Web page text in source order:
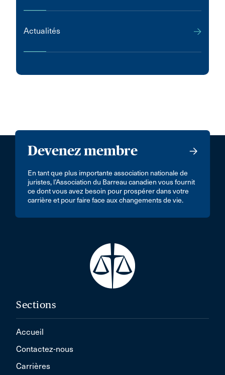
Actualités
Devenez membre
En tant que plus importante association nationale de
juristes, l’Association du Barreau canadien vous fournit
ce dont vous avez besoin pour prospérer dans votre
carrière et pour faire face aux changements de vie.
Sections
Accueil
Contactez-nous
Carrières